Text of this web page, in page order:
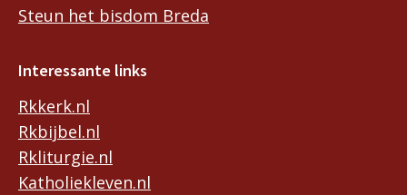
Steun het bisdom Breda
Interessante links
Rkkerk.nl
Rkbijbel.nl
Rkliturgie.nl
Katholiekleven.nl